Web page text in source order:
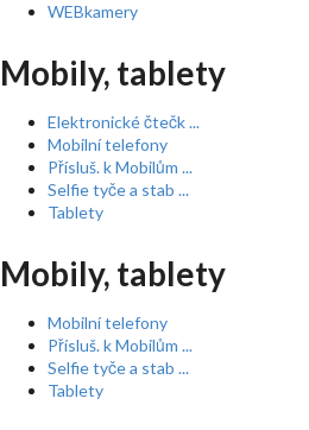
WEBkamery
Mobily, tablety
Elektronické čtečk ...
Mobilní telefony
Přísluš. k Mobilům ...
Selfie tyče a stab ...
Tablety
Mobily, tablety
Mobilní telefony
Přísluš. k Mobilům ...
Selfie tyče a stab ...
Tablety